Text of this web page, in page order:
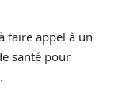
faire appel à un
santé pour